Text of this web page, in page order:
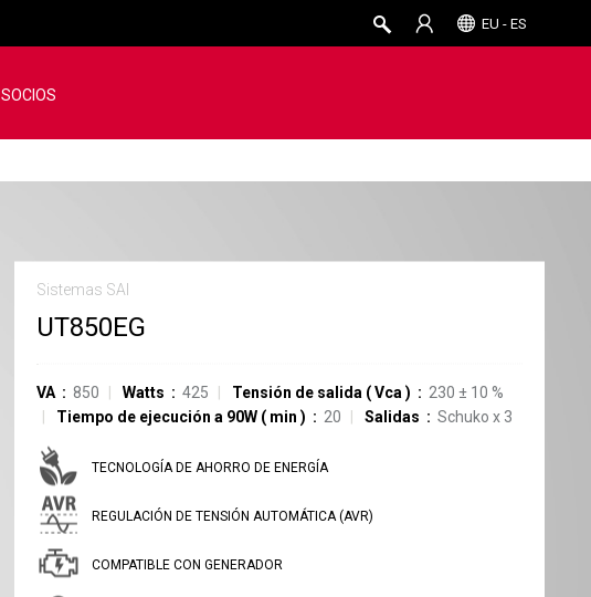
EU - ES
SOCIOS
Sistemas SAI
UT850EG
VA 850 Watts 425 Tensión de salida (Vca ) 230 ± 10 %
Tiempo de ejecución a 90W ( min ) 20 Salidas Schuko x 3
TECNOLOGÍA DE AHORRO DE ENERGÍA
REGULACIÓN DE TENSIÓN AUTOMÁTICA (AVR)
COMPATIBLE CON GENERADOR